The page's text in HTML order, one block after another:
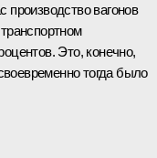
вагонов
Это, конечно,
тогда было